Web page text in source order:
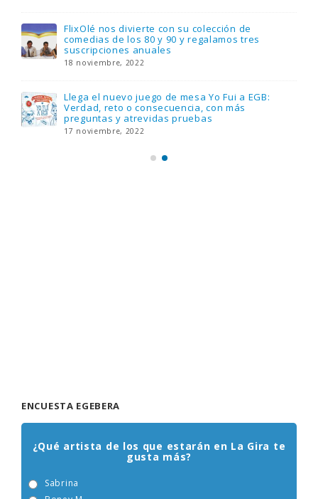
FlixOlé nos divierte con su colección de
comedias de los 80 y 90 y regalamos tres
suscripciones anuales
18 noviembre, 2022
Llega el nuevo juego de mesa Yo Fui a EGB:
Verdad, reto o consecuencia, con más
preguntas y atrevidas pruebas
17 noviembre, 2022
ENCUESTA EGEBERA
¿Qué artista de los que estarán en La Gira te
gusta más?
Sabrina